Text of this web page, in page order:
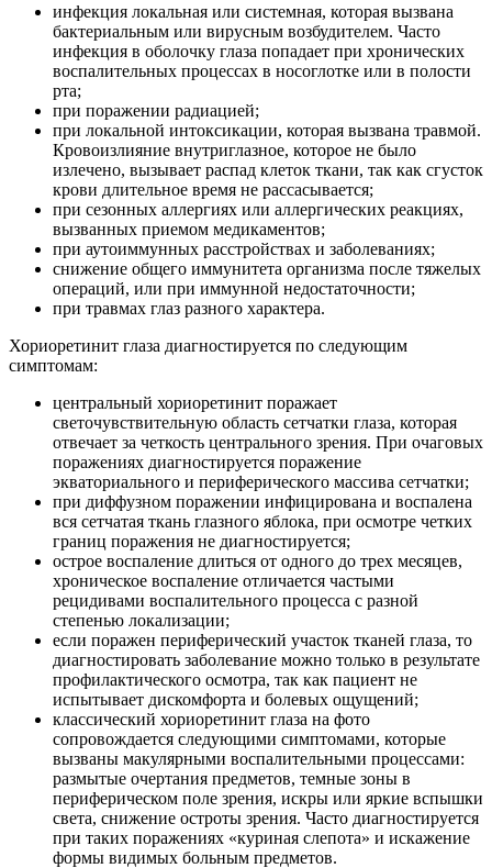
инфекция локальная или системная, которая вызвана
бактериальным или вирусным возбудителем. Часто
инфекция в оболочку глаза попадает при хронических
воспалительных процессах в носоглотке или в полости
рта;
при поражении радиацией;
при локальной интоксикации, которая вызвана травмой.
Кровоизлияние внутриглазное, которое не было
излечено, вызывает распад клеток ткани, так как сгусток
крови длительное время не рассасывается;
при сезонных аллергиях или аллергических реакциях,
вызванных приемом медикаментов;
при аутоиммунных расстройствах и заболеваниях;
снижение общего иммунитета организма после тяжелых
операций, или при иммунной недостаточности;
при травмах глаз разного характера.
Хориоретинит глаза диагностируется по следующим
симптомам:
центральный хориоретинит поражает
светочувствительную область сетчатки глаза, которая
отвечает за четкость центрального зрения. При очаговых
поражениях диагностируется поражение
экваториального и периферического массива сетчатки;
при диффузном поражении инфицирована и воспалена
вся сетчатая ткань глазного яблока, при осмотре четких
границ поражения не диагностируется;
острое воспаление длиться от одного до трех месяцев,
хроническое воспаление отличается частыми
рецидивами воспалительного процесса с разной
степенью локализации;
если поражен периферический участок тканей глаза, то
диагностировать заболевание можно только в результате
профилактического осмотра, так как пациент не
испытывает дискомфорта и болевых ощущений;
классический хориоретинит глаза на фото
сопровождается следующими симптомами, которые
вызваны макулярными воспалительными процессами:
размытые очертания предметов, темные зоны в
периферическом поле зрения, искры или яркие вспышки
света, снижение остроты зрения. Часто диагностируется
при таких поражениях «куриная слепота» и искажение
формы видимых больным предметов.